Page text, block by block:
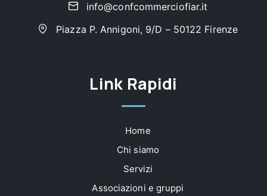
info@confcommerciofiar.it
Piazza P. Annigoni, 9/D – 50122 Firenze
Link Rapidi
Home
Chi siamo
Servizi
Associazioni e gruppi